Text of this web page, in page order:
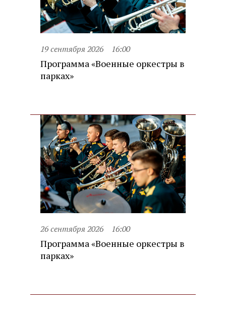
19 сентября 2026 16:00
Программа «Военные оркестры в
парках»
26 сентября 2026 16:00
Программа «Военные оркестры в
парках»